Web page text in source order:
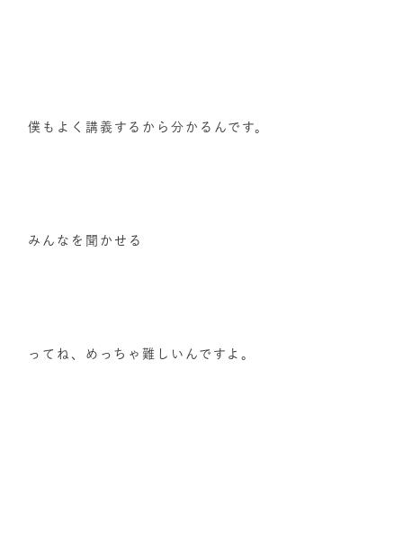
僕もよく講義するから分かるんです。
みんなを聞かせる
ってね、めっちゃ難しいんですよ。